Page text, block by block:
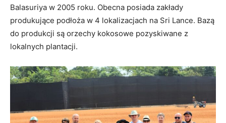
Balasuriya w 2005 roku. Obecna posiada zakłady
produkujące podłoża w 4 lokalizacjach na Sri Lance. Bazą
do produkcji są orzechy kokosowe pozyskiwane z
lokalnych plantacji.